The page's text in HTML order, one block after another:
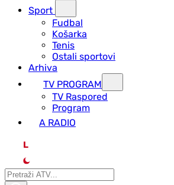
Sport
Fudbal
Košarka
Tenis
Ostali sportovi
Arhiva
TV PROGRAM
ТV Raspored
Program
A RADIO
L